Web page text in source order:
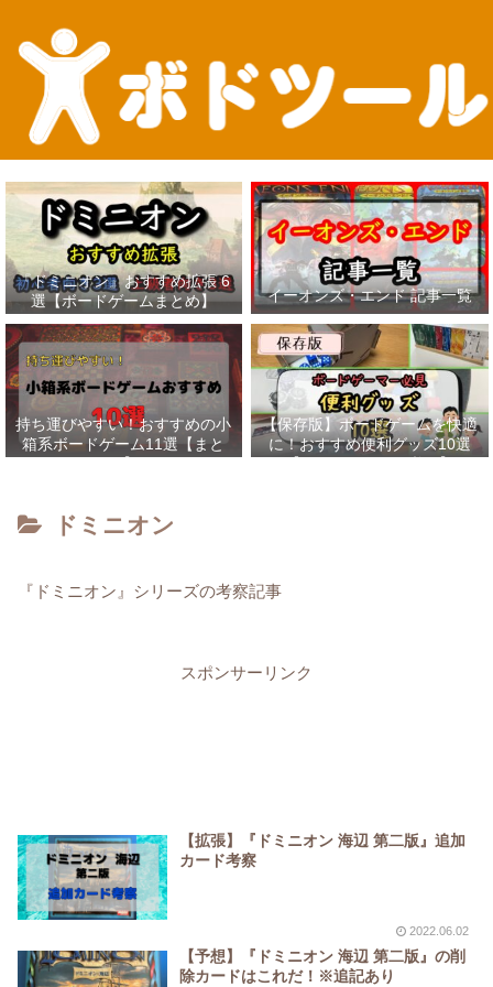
『ドミニオン』おすすめ拡張 6
選【ボードゲームまとめ】
イーオンズ・エンド 記事一覧
持ち運びやすい！おすすめの小
箱系ボードゲーム11選【まと
め】
【保存版】ボードゲームを快適
に！おすすめ便利グッズ10選
【ボードゲーマー必見】
ドミニオン
『ドミニオン』シリーズの考察記事
スポンサーリンク
【拡張】『ドミニオン 海辺 第二版』追加
カード考察
2022.06.02
【予想】『ドミニオン 海辺 第二版』の削
除カードはこれだ！※追記あり